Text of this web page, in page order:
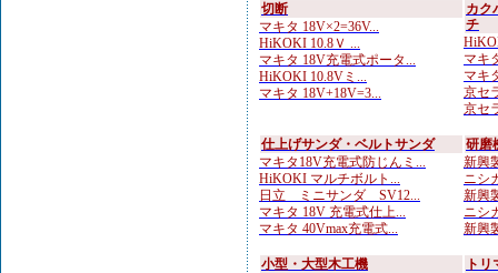
切断
マキタ 18V×2=36V...
HiKOKI 10.8Ｖ ...
マキタ 18V充電式ポータ...
HiKOKI 10.8Vミ...
マキタ 18V+18V=3...
カク
チ
マキ
マキ
京セ
京セ
仕上げサンダ・ベルトサンダ
マキタ18V充電式防じんミ...
HiKOKI マルチボルト...
日立 ミニサンダ SV12...
マキタ 18V 充電式仕上...
マキタ 40Vmax充電式...
研磨
新興
ニシ
新興
ニシ
新興
小型・大型木工機
ト